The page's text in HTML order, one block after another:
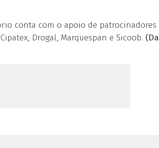
conta com o apoio de patrocinadores
Drogal, Marquespan e Sicoob. (Da